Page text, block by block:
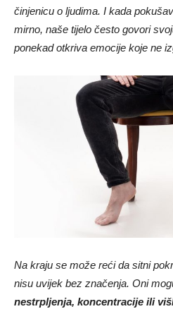
činjenicu o ljudima. I kada
mirno, naše tijelo često govori
ponekad otkriva emocije koje ne
Na kraju se može reći da sitni
nisu uvijek bez značenja. Oni
nestrpljenja, koncentracije ili